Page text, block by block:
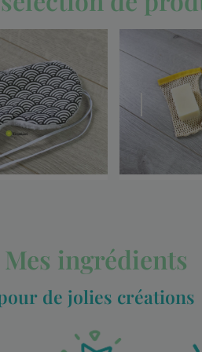
Mes ingrédients
de jolies créations